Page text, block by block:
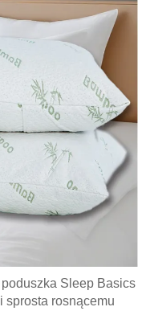
Sleep Basics
sprosta rosnącemu